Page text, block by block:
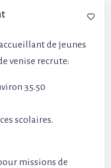
de jeunes
venise recrute:
35.50
scolaires.
missions de